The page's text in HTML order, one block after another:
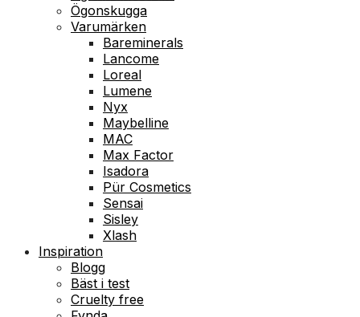
Ögonskugga
Varumärken
Bareminerals
Lancome
Loreal
Lumene
Nyx
Maybelline
MAC
Max Factor
Isadora
Pür Cosmetics
Sensai
Sisley
Xlash
Inspiration
Blogg
Bäst i test
Cruelty free